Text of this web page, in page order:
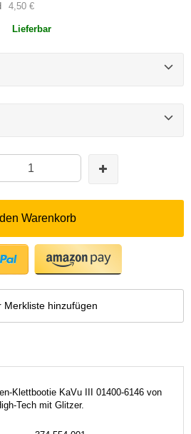
4,50 €
Lieferbar
den Warenkorb
Merkliste hinzufügen
Klettbootie KaVu III 01400-6146 von
Tech mit Glitzer.